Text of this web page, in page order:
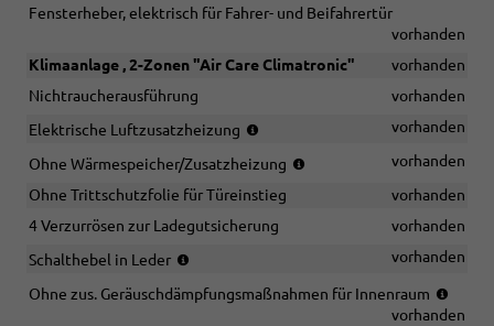
Fensterheber, elektrisch für Fahrer- und Beifahrertür
vorhanden
Klimaanlage , 2-Zonen "Air Care Climatronic"
vorhanden
Nichtraucherausführung
vorhanden
Elektrische Luftzusatzheizung
Verbindung
mit
TDI)
vorhanden
Ohne Wärmespeicher/Zusatzheizung
vorhanden
Ohne Trittschutzfolie für Türeinstieg
vorhanden
4 Verzurrösen zur Ladegutsicherung
vorhanden
Schalthebel in Leder
vorhanden
Ohne zus. Geräuschdämpfungsmaßnahmen für Innenraum
in
vorhanden